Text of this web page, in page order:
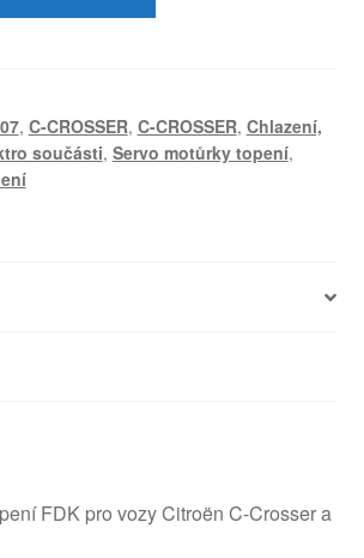
, C-CROSSER, C-CROSSER, Chlazení,
součásti, Servo motůrky topení,
FDK pro vozy Citroën C-Crosser a